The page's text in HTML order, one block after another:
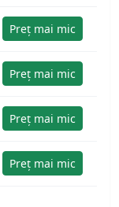
Preț mai mic
Preț mai mic
Preț mai mic
Preț mai mic